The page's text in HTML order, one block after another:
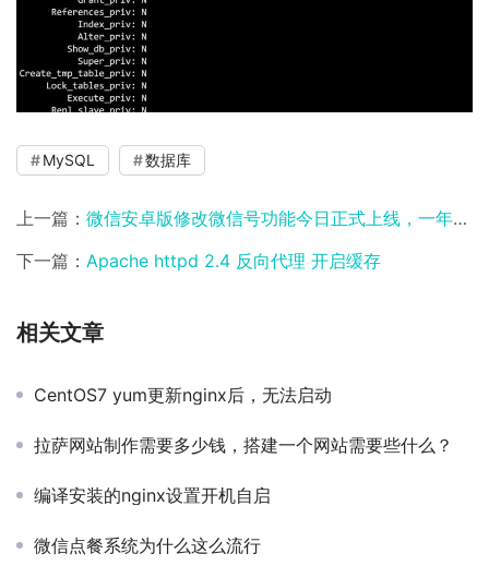
MySQL 数据库
上一篇： 微信安卓版修改微信号功能今日正式上线，一年可修改一次
下一篇： Apache httpd 2.4 反向代理 开启缓存
相关文章
CentOS7 yum更新nginx后，无法启动
拉萨网站制作需要多少钱，搭建一个网站需要些什么？
编译安装的nginx设置开机自启
微信点餐系统为什么这么流行